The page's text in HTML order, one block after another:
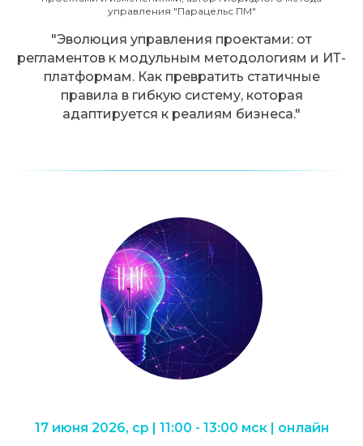
управления "Парацельс ПМ"
"Эволюция управления проектами: от
регламентов к модульным методологиям и ИТ-
платформам. Как превратить статичные
правила в гибкую систему, которая
адаптируется к реалиям бизнеса."
17 июня 2026, ср | 11:00 - 13:00 мск | онлайн